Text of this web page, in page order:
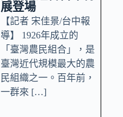
展登場
【記者 宋佳景/台中報
導】 1926年成立的
「臺灣農民組合」，是
臺灣近代規模最大的農
民組織之一。百年前，
一群來 […]